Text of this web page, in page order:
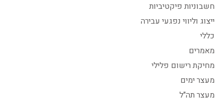
חשבוניות פיקטיביות
ייצוג וליווי נפגעי עבירה
כללי
מאמרים
מחיקת רישום פלילי
מעצר ימים
מעצר תה"ל